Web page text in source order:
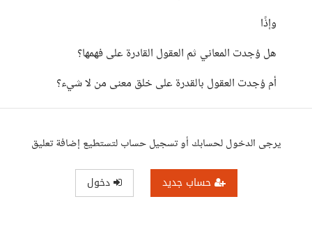
وإذًا
هل وُجدت المعاني ثم العقول القادرة على فهمها؟
أم وُجدت العقول بالقدرة على خلق معنى من لا شيء؟
يرجى الدخول لحسابك أو تسجيل حساب لتستطيع إضافة تعليق
حساب جديد دخول